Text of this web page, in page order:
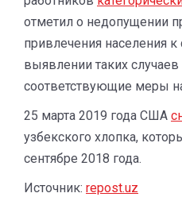
отметил о недопущении
привлечения населения
выявлении таких
соответствующие меры
25 марта 2019 года США
узбекского хлопка,
сентябре 2018 года.
Источник: repost.uz